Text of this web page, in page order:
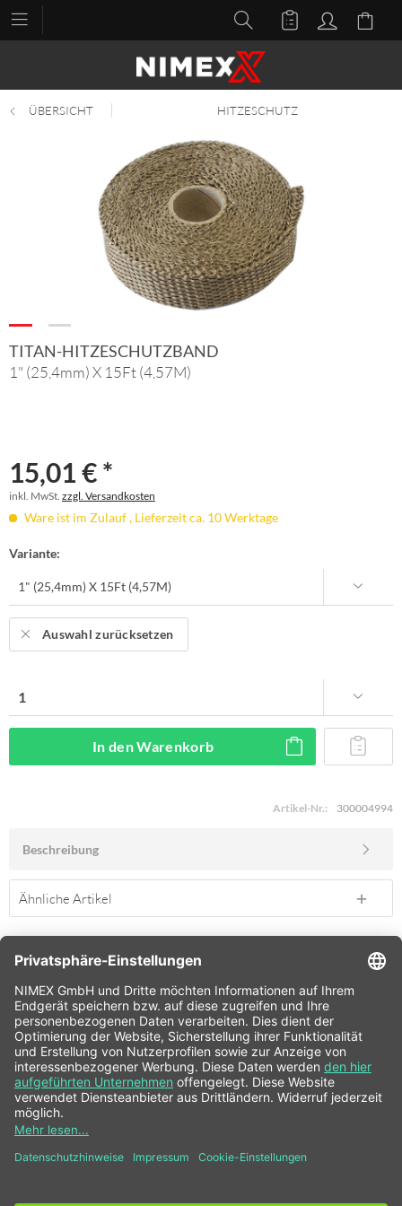
ÜBERSICHT HITZESCHUTZ
TITAN-HITZESCHUTZBAND
1" (25,4mm) X 15Ft (4,57M)
15,01 € *
inkl. MwSt. zzgl. Versandkosten
Ware ist im Zulauf , Lieferzeit ca. 10 Werktage
Variante:
Auswahl zurücksetzen
In denWarenkorb
Artikel-Nr.: 300004994
Beschreibung
Ähnliche Artikel
SERVICE HOTLINE
SHOP SERVICE
INFORMATIONEN
NEWSLETTER
* Alle Preise inkl. gesetzl. Mehrwertsteuer zzgl.Versandkosten
Nachnahmegebühren, wenn nicht anders beschrieben